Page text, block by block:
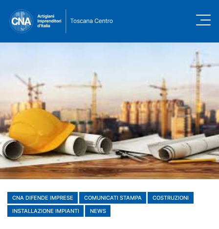
CNA DIFENDE IMPRESE COMUNICATI STAMPA
COSTRUZIONI
INSTALLAZIONE IMPIANTI
NEWS